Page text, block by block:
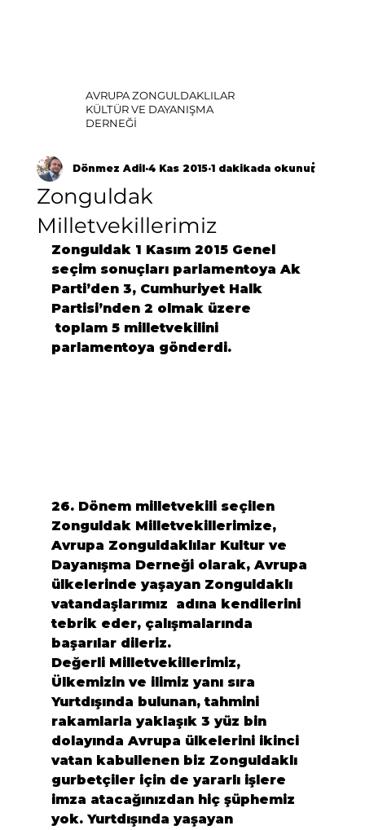
AVRUPA ZONGULDAKLILAR
KÜLTÜR VE DAYANIŞMA
DERNEĞİ
Zonguldak
Milletvekillerimiz
Dönmez Adil 4 Kas 2015 1 dakikada okunur
Zonguldak 1 Kasım 2015 Genel
seçim sonuçları parlamentoya Ak
Parti’den 3, Cumhuriyet Halk
Partisi’nden 2 olmak üzere
toplam 5 milletvekilini
parlamentoya gönderdi.
26. Dönem milletvekili seçilen
Zonguldak Milletvekillerimize,
Avrupa Zonguldaklılar Kultur ve
Dayanışma Derneği olarak, Avrupa
ülkelerinde yaşayan Zonguldaklı
vatandaşlarımız  adına kendilerini
tebrik eder, çalışmalarında
başarılar dileriz.
Değerli Milletvekillerimiz,
Ülkemizin ve ilimiz yanı sıra
Yurtdışında bulunan, tahmini
rakamlarla yaklaşık 3 yüz bin
dolayında Avrupa ülkelerini ikinci
vatan kabullenen biz Zonguldaklı
gurbetçiler için de yararlı işlere
imza atacağınızdan hiç şüphemiz
yok. Yurtdışında yaşayan